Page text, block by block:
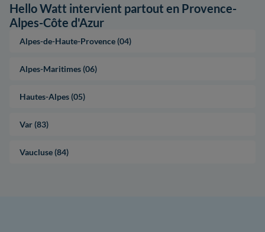
Hello Watt intervient partout en Provence-
Alpes-Côte d'Azur
Alpes-de-Haute-Provence (04)
Alpes-Maritimes (06)
Hautes-Alpes (05)
Var (83)
Vaucluse (84)